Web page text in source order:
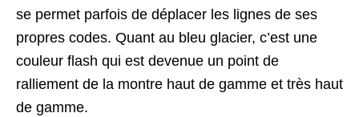
se permet parfois de déplacer les lignes de ses
propres codes. Quant au bleu glacier, c’est une
couleur flash qui est devenue un point de
ralliement de la montre haut de gamme et très haut
de gamme.